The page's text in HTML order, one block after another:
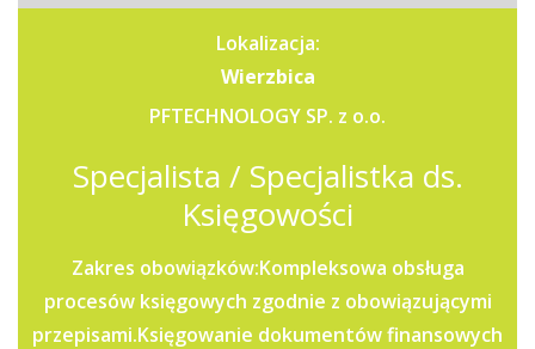
Lokalizacja:
Wierzbica
PFTECHNOLOGY SP. z o.o.
Specjalista / Specjalistka ds.
Księgowości
Zakres obowiązków:Kompleksowa obsługa
procesów księgowych zgodnie z obowiązującymi
przepisami.Księgowanie dokumentów finansowych